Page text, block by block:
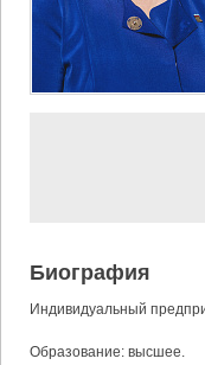
Биография
Индивидуальный
Образование: высшее.